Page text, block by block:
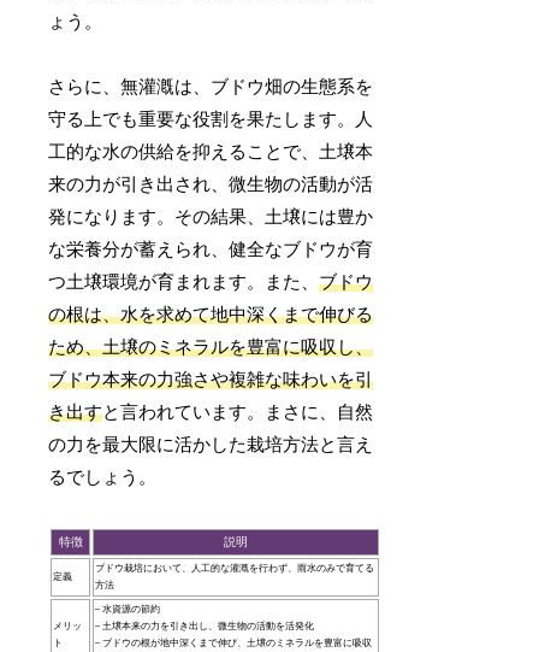
ょう。
さらに、無灌漑は、ブドウ畑の生態系を
守る上でも重要な役割を果たします。人
工的な水の供給を抑えることで、土壌本
来の力が引き出され、微生物の活動が活
発になります。その結果、土壌には豊か
な栄養分が蓄えられ、健全なブドウが育
つ土壌環境が育まれます。また、ブドウ
の根は、水を求めて地中深くまで伸びる
ため、土壌のミネラルを豊富に吸収し、
ブドウ本来の力強さや複雑な味わいを引
き出すと言われています。まさに、自然
の力を最大限に活かした栽培方法と言え
るでしょう。
特徴 説明
定義
ブドウ栽培において、人工的な灌漑を行わず、雨水のみで育てる
方法
メリッ
ト
– 水資源の節約
– 土壌本来の力を引き出し、微生物の活動を活発化
– ブドウの根が地中深くまで伸び、土壌のミネラルを豊富に吸収